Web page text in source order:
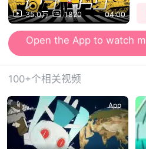
35.0万 1820 04:00
Open the App to watch
100+个相关视频
App